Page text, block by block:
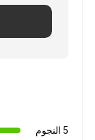
5 النجوم